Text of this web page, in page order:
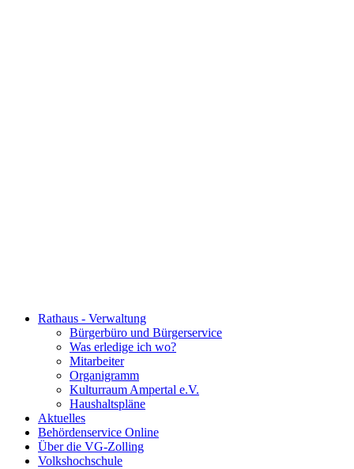
Rathaus - Verwaltung
Bürgerbüro und Bürgerservice
Was erledige ich wo?
Mitarbeiter
Organigramm
Kulturraum Ampertal e.V.
Haushaltspläne
Aktuelles
Behördenservice Online
Über die VG-Zolling
Volkshochschule